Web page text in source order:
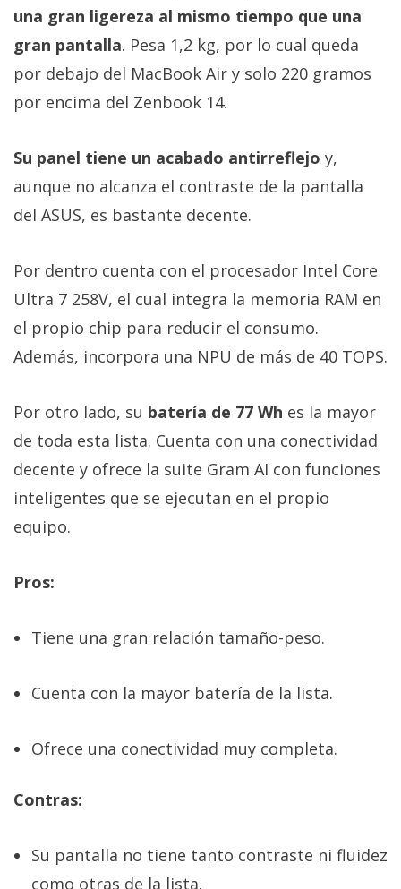
una gran ligereza al mismo tiempo que una
gran pantalla. Pesa 1,2 kg, por lo cual queda
por debajo del MacBook Air y solo 220 gramos
por encima del Zenbook 14.
Su panel tiene un acabado antirreflejo y,
aunque no alcanza el contraste de la pantalla
del ASUS, es bastante decente.
Por dentro cuenta con el procesador Intel Core
Ultra 7 258V, el cual integra la memoria RAM en
el propio chip para reducir el consumo.
Además, incorpora una NPU de más de 40 TOPS.
Por otro lado, su batería de 77 Wh es la mayor
de toda esta lista. Cuenta con una conectividad
decente y ofrece la suite Gram AI con funciones
inteligentes que se ejecutan en el propio
equipo.
Pros:
Tiene una gran relación tamaño-peso.
Cuenta con la mayor batería de la lista.
Ofrece una conectividad muy completa.
Contras:
Su pantalla no tiene tanto contraste ni fluidez
como otras de la lista.